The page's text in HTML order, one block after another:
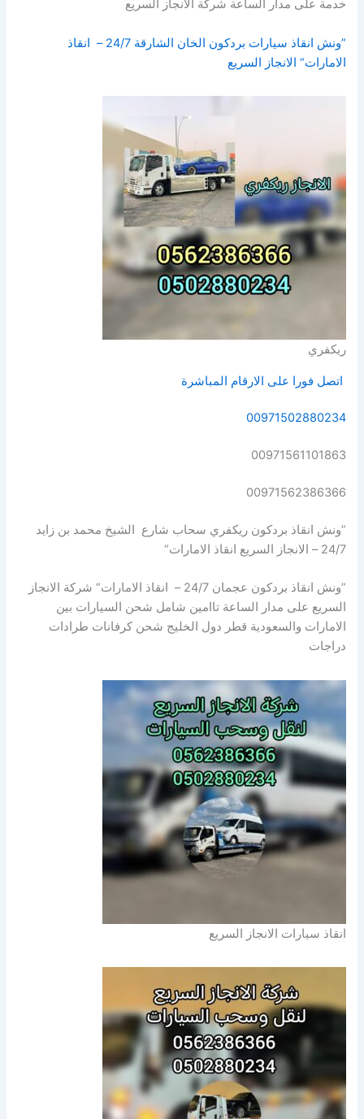
خدمة على مدار الساعة شركة الانجاز السريع
”ونش انقاذ سيارات بردكون الخان الشارقة 24/7 – انقاذ
الامارات“ الانجاز السريع
ريكفري
اتصل فورا على الارقام المباشرة
00971502880234
00971561101863
00971562386366
”ونش انقاذ بردكون ريكفري سحاب شارع الشيخ محمد بن زايد
24/7 – الانجاز السريع انقاذ الامارات“
”ونش انقاذ بردكون عجمان 24/7 – انقاذ الامارات“ شركة الانجاز
السريع على مدار الساعة تاامين شامل شحن السيارات بين
الامارات والسعودية قطر دول الخليج شحن كرفانات طرادات
دراجات
انقاذ سيارات الانجاز السريع